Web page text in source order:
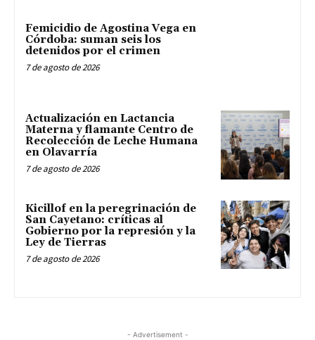
Femicidio de Agostina Vega en
Córdoba: suman seis los
detenidos por el crimen
7 de agosto de 2026
Actualización en Lactancia
Materna y flamante Centro de
Recolección de Leche Humana
en Olavarría
7 de agosto de 2026
Kicillof en la peregrinación de
San Cayetano: críticas al
Gobierno por la represión y la
Ley de Tierras
7 de agosto de 2026
- Advertisement -